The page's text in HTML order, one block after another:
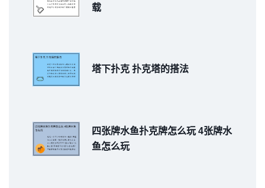
载
塔下扑克 扑克塔的搭法
四张牌水鱼扑克牌怎么玩 4张牌水
鱼怎么玩